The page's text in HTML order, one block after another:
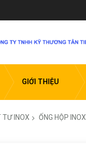
GIỚI THIỆU
TƯ INOX ỐNG HỘP INOX